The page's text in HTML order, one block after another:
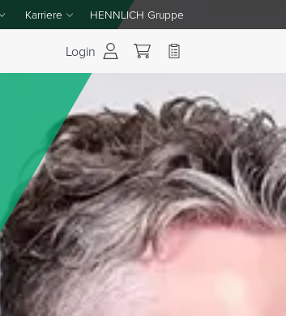
Unternehmen umschalten
Karriere
Dropdown-Menü Karriere umschalten
HENNLICH Gruppe
Login